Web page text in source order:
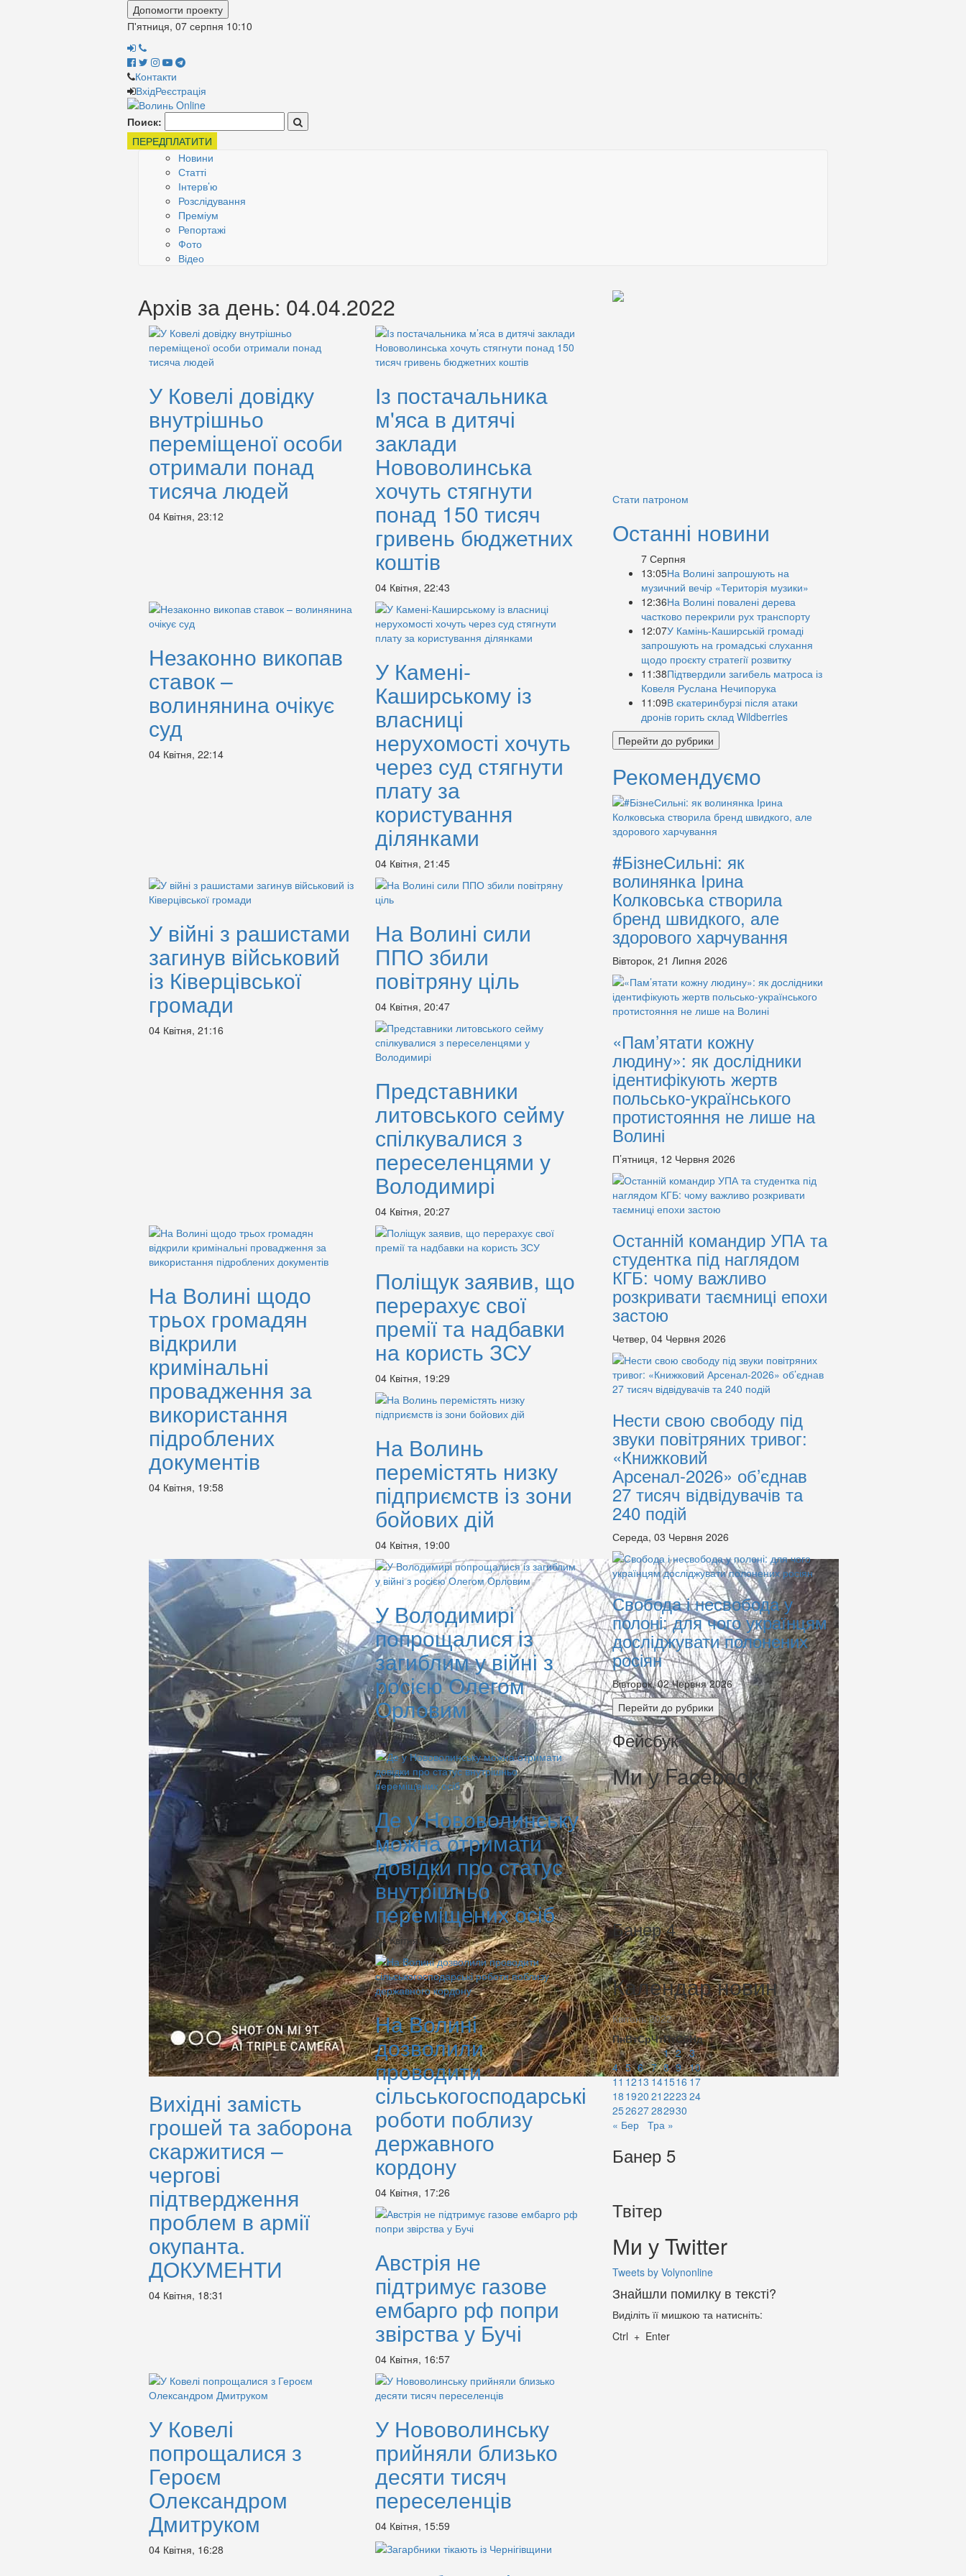
Допомогти проекту
П'ятниця, 07 серпня 10:10
Контакти
ВхідРеєстрація
Поиск:
ПЕРЕДПЛАТИТИ
Новини
Статті
Інтерв’ю
Розслідування
Преміум
Репортажі
Фото
Відео
Архів за день: 04.04.2022
У Ковелі довідку
внутрішньо
переміщеної особи
отримали понад
тисяча людей
04 Квітня, 23:12
Із постачальника
м'яса в дитячі
заклади
Нововолинська
хочуть стягнути
понад 150 тисяч
гривень бюджетних
коштів
04 Квітня, 22:43
Незаконно викопав
ставок –
волинянина очікує
суд
04 Квітня, 22:14
У Камені-
Каширському із
власниці
нерухомості хочуть
через суд стягнути
плату за
користування
ділянками
04 Квітня, 21:45
У війні з рашистами
загинув військовий
із Ківерцівської
громади
04 Квітня, 21:16
На Волині сили
ППО збили
повітряну ціль
04 Квітня, 20:47
Представники
литовського сейму
спілкувалися з
переселенцями у
Володимирі
04 Квітня, 20:27
На Волині щодо
трьох громадян
відкрили
кримінальні
провадження за
використання
підроблених
документів
04 Квітня, 19:58
Поліщук заявив, що
перерахує свої
премії та надбавки
на користь ЗСУ
04 Квітня, 19:29
На Волинь
перемістять низку
підприємств із зони
бойових дій
04 Квітня, 19:00
Вихідні замість
грошей та заборона
скаржитися –
чергові
підтвердження
проблем в армії
окупанта.
ДОКУМЕНТИ
04 Квітня, 18:31
У Володимирі
попрощалися із
загиблим у війні з
росією Олегом
Орловим
04 Квітня, 18:24
Де у Нововолинську
можна отримати
довідки про статус
внутрішньо
переміщених осіб
04 Квітня, 17:55
На Волині
дозволили
проводити
сільськогосподарські
роботи поблизу
державного
кордону
04 Квітня, 17:26
Австрія не
підтримує газове
ембарго рф попри
звірства у Бучі
04 Квітня, 16:57
У Ковелі
попрощалися з
Героєм
Олександром
Дмитруком
04 Квітня, 16:28
У Нововолинську
прийняли близько
десяти тисяч
переселенців
04 Квітня, 15:59
Стати патроном
Останні новини
7 Серпня
13:05На Волині запрошують на
музичний вечір «Територія музики»
12:36На Волині повалені дерева
частково перекрили рух транспорту
12:07У Камінь-Каширській громаді
запрошують на громадські слухання
щодо проєкту стратегії розвитку
11:38Підтвердили загибель матроса із
Ковеля Руслана Нечипорука
11:09В єкатеринбурзі після атаки
дронів горить склад Wildberries
Перейти до рубрики
Рекомендуємо
#БізнеСильні: як
волинянка Ірина
Колковська створила
бренд швидкого, але
здорового харчування
Вівторок, 21 Липня 2026
«Пам’ятати кожну
людину»: як дослідники
ідентифікують жертв
польсько-українського
протистояння не лише на
Волині
П’ятниця, 12 Червня 2026
Останній командир УПА та
студентка під наглядом
КГБ: чому важливо
розкривати таємниці епохи
застою
Четвер, 04 Червня 2026
Нести свою свободу під
звуки повітряних тривог:
«Книжковий
Арсенал-2026» об’єднав
27 тисяч відвідувачів та
240 подій
Середа, 03 Червня 2026
Свобода і несвобода у
полоні: для чого українцям
досліджувати полонених
росіян
Вівторок, 02 Червня 2026
Перейти до рубрики
Фейсбук
Ми у Facebook
Банер 4
Календар новин
Квітень 2022
ПнВтСрЧтПтСбНд
1 2 3
4 5 6 7 8 9 10
11 1213 141516 17
18 1920 21 2223 24
252627282930
« Бер Тра »
Банер 5
Твітер
Ми у Twitter
Tweets by Volynonline
Знайшли помилку в тексті?
Виділіть її мишкою та натисніть:
Ctrl + Enter